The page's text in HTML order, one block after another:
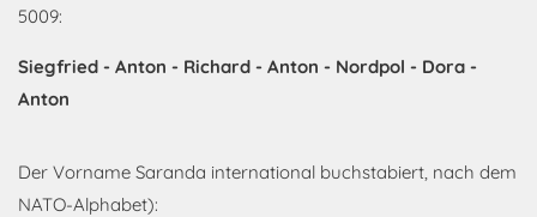
5009:
Siegfried - Anton - Richard - Anton - Nordpol - Dora -
Anton
Der Vorname Saranda international buchstabiert, nach dem
NATO-Alphabet):